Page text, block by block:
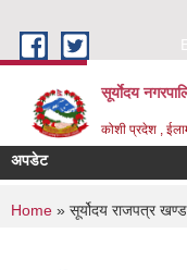
सूर्याेदय
कोशी प्रदेश ,
अपडेट
You are
Home » सूर्योदय राजपत्र